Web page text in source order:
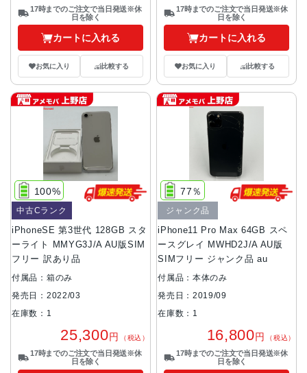
17時までのご注文で当日発送※休
日を除く
カートに入れる
お気に入り 比較する
17時までのご注文で当日発送※休
日を除く
カートに入れる
お気に入り 比較する
iPhoneSE 第3世代 128GB スタ
ーライト MMYG3J/A AU版SIM
フリー 訳あり品
100%
中古Cランク
付属品：箱のみ
発売日：2022/03
在庫数：1
25,300円 （税込）
17時までのご注文で当日発送※休
日を除く
iPhone11 Pro Max 64GB スペ
ースグレイ MWHD2J/A AU版
SIMフリー ジャンク品 au
77％
ジャンク品
付属品：本体のみ
発売日：2019/09
在庫数：1
16,800円 （税込）
17時までのご注文で当日発送※休
日を除く